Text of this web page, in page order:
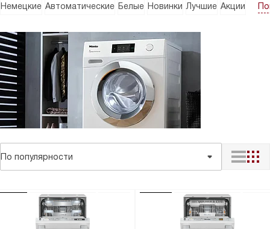
Немецкие Автоматические Белые Новинки Лучшие Акции
По популярности